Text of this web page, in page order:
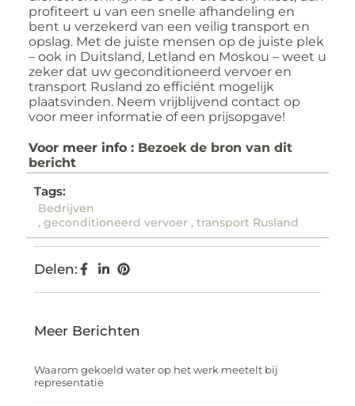
profiteert u van een snelle afhandeling en
bent u verzekerd van een veilig transport en
opslag. Met de juiste mensen op de juiste plek
– ook in Duitsland, Letland en Moskou – weet u
zeker dat uw geconditioneerd vervoer en
transport Rusland zo efficiënt mogelijk
plaatsvinden. Neem vrijblijvend contact op
voor meer informatie of een prijsopgave!
Voor meer info : Bezoek de bron van dit
bericht
Tags:
Bedrijven
, geconditioneerd vervoer , transport Rusland
Delen:
Meer Berichten
Waarom gekoeld water op het werk meetelt bij
representatie